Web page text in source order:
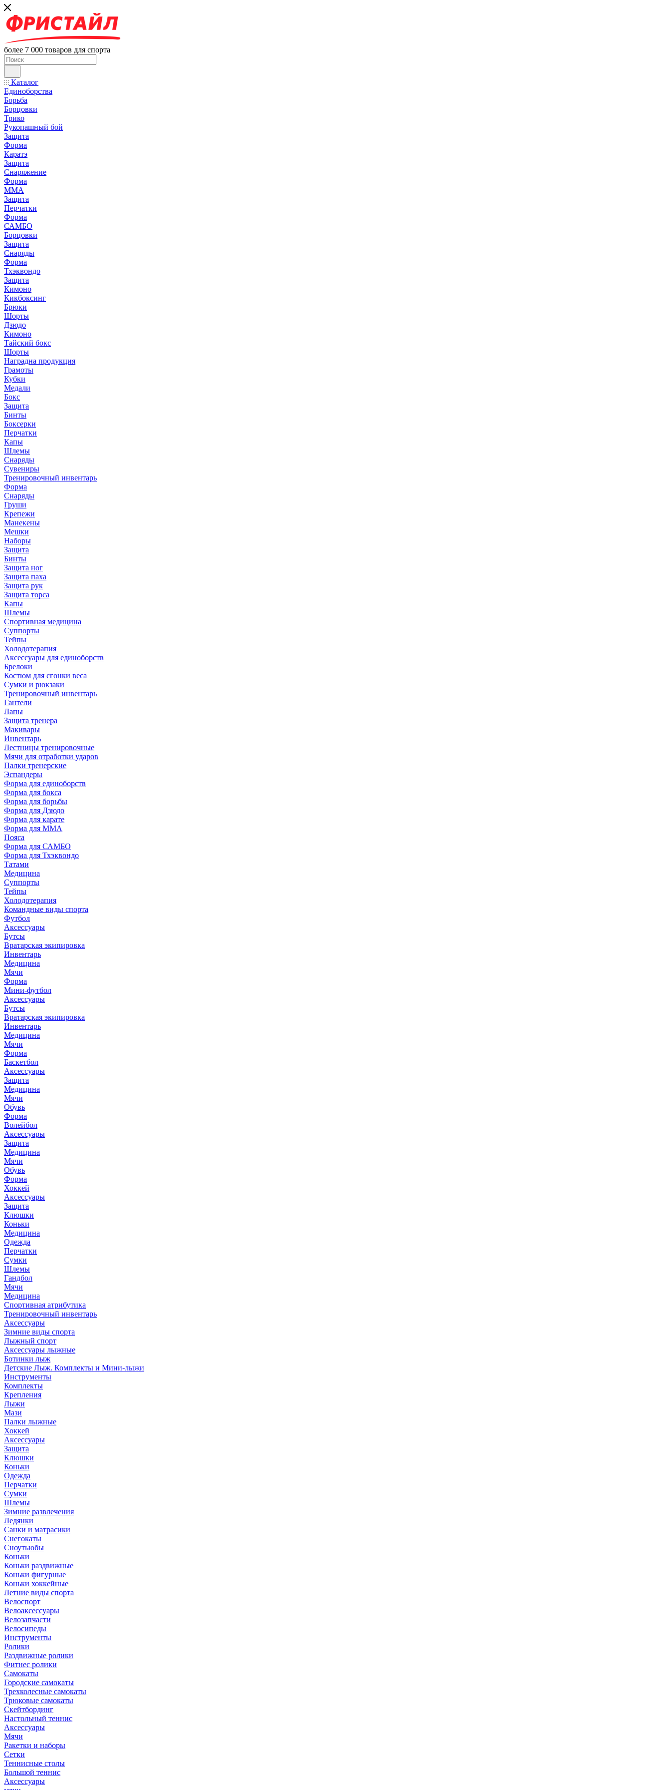
более 7 000 товаров для спорта
Каталог
Единоборства
Борьба
Борцовки
Трико
Рукопашный бой
Защита
Форма
Каратэ
Защита
Снаряжение
Форма
ММА
Защита
Перчатки
Форма
САМБО
Борцовки
Защита
Снаряды
Форма
Тхэквондо
Защита
Кимоно
Кикбоксинг
Брюки
Шорты
Дзюдо
Кимоно
Тайский бокс
Шорты
Наградна продукция
Грамоты
Кубки
Медали
Бокс
Защита
Бинты
Боксерки
Перчатки
Капы
Шлемы
Снаряды
Сувениры
Тренировочный инвентарь
Форма
Снаряды
Груши
Крепежи
Манекены
Мешки
Наборы
Защита
Бинты
Защита ног
Защита паха
Защита рук
Защита торса
Капы
Шлемы
Спортивная медицина
Суппорты
Тейпы
Холодотерапия
Аксессуары для единоборств
Брелоки
Костюм для сгонки веса
Сумки и рюкзаки
Тренировочный инвентарь
Гантели
Лапы
Защита тренера
Макивары
Инвентарь
Лестницы тренировочные
Мячи для отработки ударов
Палки тренерские
Эспандеры
Форма для единоборств
Форма для бокса
Форма для борьбы
Форма для Дзюдо
Форма для карате
Форма для MMA
Пояса
Форма для САМБО
Форма для Тхэквондо
Татами
Медицина
Суппорты
Тейпы
Холодотерапия
Командные виды спорта
Футбол
Аксессуары
Бутсы
Вратарская экипировка
Инвентарь
Медицина
Мячи
Форма
Мини-футбол
Аксессуары
Бутсы
Вратарская экипировка
Инвентарь
Медицина
Мячи
Форма
Баскетбол
Аксессуары
Защита
Медицина
Мячи
Обувь
Форма
Волейбол
Аксессуары
Защита
Медицина
Мячи
Обувь
Форма
Хоккей
Аксессуары
Защита
Клюшки
Коньки
Медицина
Одежда
Перчатки
Сумки
Шлемы
Гандбол
Мячи
Медицина
Спортивная атрибутика
Тренировочный инвентарь
Аксессуары
Зимние виды спорта
Лыжный спорт
Аксессуары лыжные
Ботинки лыж
Детские Лыж. Комплекты и Мини-лыжи
Инструменты
Комплекты
Крепления
Лыжи
Мази
Палки лыжные
Хоккей
Аксессуары
Защита
Клюшки
Коньки
Одежда
Перчатки
Сумки
Шлемы
Зимние развлечения
Ледянки
Санки и матрасики
Снегокаты
Сноутьюбы
Коньки
Коньки раздвижные
Коньки фигурные
Коньки хоккейные
Летние виды спорта
Велоспорт
Велоаксессуары
Велозапчасти
Велосипеды
Инструменты
Ролики
Раздвижные ролики
Фитнес ролики
Самокаты
Городские самокаты
Трехколесные самокаты
Трюковые самокаты
Скейтбординг
Настольный теннис
Аксессуары
Мячи
Ракетки и наборы
Сетки
Теннисные столы
Большой теннис
Аксессуары